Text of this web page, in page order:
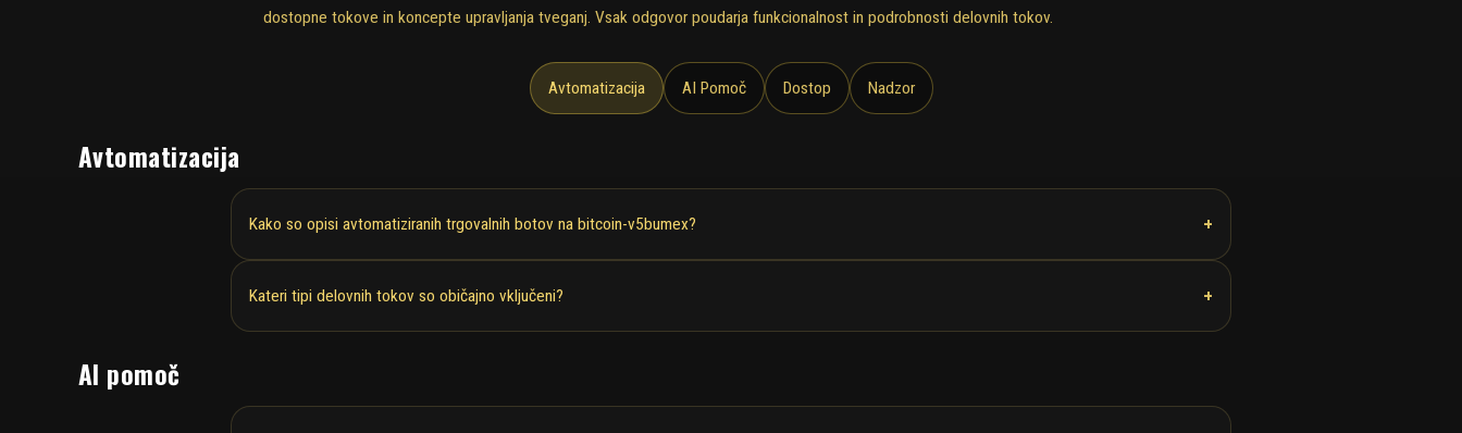
dostopne tokove in koncepte upravljanja tveganj. Vsak odgovor poudarja funkcionalnost in podrobnosti delovnih tokov.
Avtomatizacija AI Pomoč Dostop Nadzor
Avtomatizacija
Kako so opisi avtomatiziranih trgovalnih botov na bitcoin-v5bumex? +
Kateri tipi delovnih tokov so običajno vključeni? +
AI pomoč